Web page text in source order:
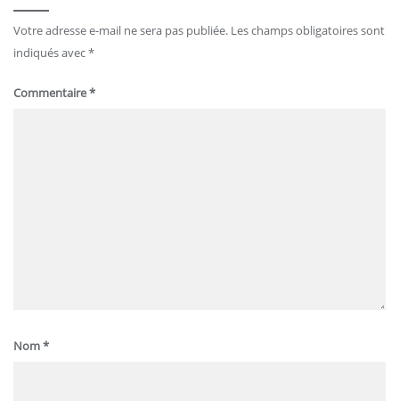
Votre adresse e-mail ne sera pas publiée. Les champs obligatoires sont
indiqués avec*
Commentaire*
Nom*